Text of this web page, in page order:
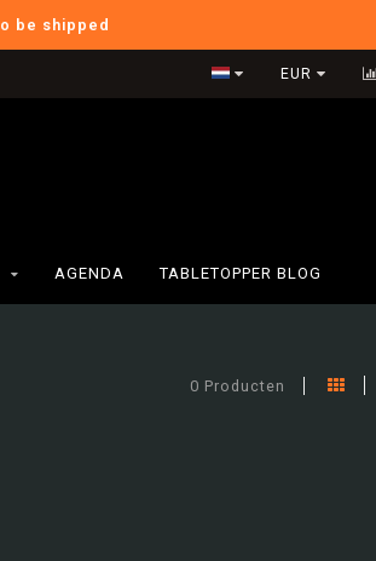
be shipped
International Shipping
EUR
AGENDA TABLETOPPER BLOG
0 Producten